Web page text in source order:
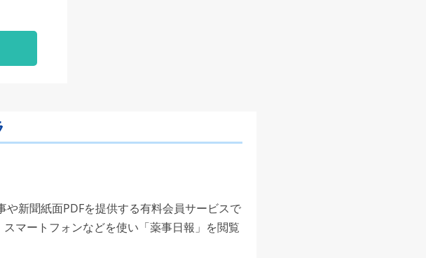
新聞紙面PDFを提供する有料会員サービスで
マートフォンなどを使い「薬事日報」を閲覧